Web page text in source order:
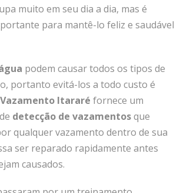
muito em seu dia a dia, mas é
para mantê-lo feliz e saudável
podem causar todos os tipos de
portanto evitá-los a todo custo é
Vazamento Itararé fornece um
detecção de vazamentosque
qualquer vazamento dentro de sua
ser reparado rapidamente antes
causados.